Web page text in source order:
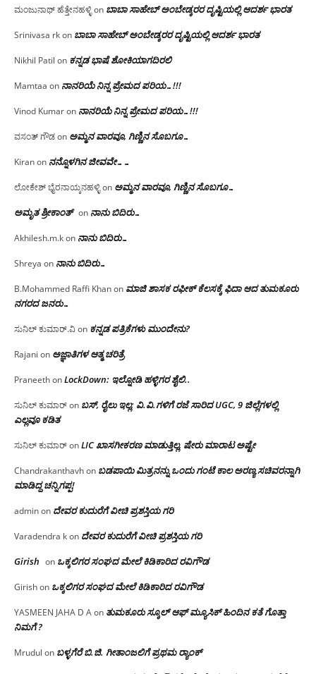
ಮಂಜುನಾಥ್ ಹೆತ್ತೇನಹಳ್ಳಿon ಬಾಬಾ ಸಾಹೇಬ್ ಅಂಬೇಡ್ಕರರ ದೃಷ್ಟಿಯಲ್ಲಿ ಆದರ್ಶ ಭಾರತ
Srinivasa rkon ಬಾಬಾ ಸಾಹೇಬ್ ಅಂಬೇಡ್ಕರರ ದೃಷ್ಟಿಯಲ್ಲಿ ಆದರ್ಶ ಭಾರತ
Nikhil Patil on ಕನ್ನಡ ಭಾಷೆ ಶೋಕಿಯಾಗದಿರಲಿ
Mamtaa on ನಾನರಿಯೆ ನಿನ್ನ ಪ್ರೇಮದ ಪರಿಯ…!!!
Vinod Kumaron ನಾನರಿಯೆ ನಿನ್ನ ಪ್ರೇಮದ ಪರಿಯ…!!!
ವಸಂತ್ ಗೌಡon ಅಮ್ಮನ ವಾರವೂ, ಗಿಣ್ಣಿನ ಸೊಬಗೂ…
Kiranon ನನ್ನೊಳಗಿನ ಜೀವವೇ……
ಲೋಕೇಶ್ ಭೈರನಾಯ್ಕನಹಳ್ಳಿon ಅಮ್ಮನ ವಾರವೂ, ಗಿಣ್ಣಿನ ಸೊಬಗೂ…
ಅಮೃತ ಶ್ರೀಕಾಂತ್ on ನಾನು ಬಿದಿರು…
Akhilesh.m.kon ನಾನು ಬಿದಿರು…
Shreya on ನಾನು ಬಿದಿರು…
B.Mohammed Raffi Khanon ಮಾಜಿ ಶಾಸಕ ರಫೀಕ್ ಕೆಲಸಕ್ಕೆ ಫಿದಾ ಆದ ತುಮಕೂರು
ನಗರದ ಜನರು…
ಸುನಿಲ್ ಕುಮಾರ್.ವಿon ಕನ್ನಡ ಪತ್ರಿಕೆಗಳು ಮುಂದೇನು?
Rajani on ಅಜ್ಞಾತಿಗಳ ಆತ್ಮ ಚರಿತ್ರೆ
PraneethonLockDown: ಇಲ್ನೋಡಿ ಹಳ್ಳಿಗರ ಶೈಲಿ..
ಸುನಿಲ್ ಕುಮಾರ್on ಬಸ್, ರೈಲು ಇಲ್ಲ; ವಿ.ವಿ.ಗಳಿಗೆ ರಜೆ ಸಾರಿದ UGC, 9 ಜಿಲ್ಲೆಗಳಲ್ಲಿ
ಎಲ್ಲವೂ ಕಡಿತ
ಸುನಿಲ್ ಕುಮಾರ್onLIC ಖಾಸಗೀಕರಣ ಮಾಡುತ್ತಿಲ್ಲ, ಷೇರು ಮಾರಾಟ ಅಷ್ಟೇ
Chandrakanthavhon ಬಡಪಾಯಿ ಮಿತ್ರನನ್ನು ಒಂದು ಗಂಟೆ ಕಾಲ ಅರಣ್ಯ ಸಚಿವರನ್ನಾಗಿ
ಮಾಡಿದ್ದ ಚನ್ನಿಗಪ್ಪ!
adminon ದೇವರ ಕುದುರೆಗೆ ವೀಚಿ ಪ್ರಶಸ್ತಿಯ ಗರಿ
Varadendra kon ದೇವರ ಕುದುರೆಗೆ ವೀಚಿ ಪ್ರಶಸ್ತಿಯ ಗರಿ
Girish on ಒಕ್ಕಲಿಗರ ಸಂಘದ ಮೇಲೆ ಕಿಡಿಕಾರಿದ ರವಿಗೌಡ
Girishon ಒಕ್ಕಲಿಗರ ಸಂಘದ ಮೇಲೆ ಕಿಡಿಕಾರಿದ ರವಿಗೌಡ
YASMEEN JAHA D Aon ತುಮಕೂರು ಸ್ಕೂಲ್ ಆಫ್ ಮ್ಯೂಸಿಕ್ ಹಿಂದಿನ ಕತೆ ಗೊತ್ತಾ
ನಿಮಗೆ ?
Mrudul on ಬಳ್ಳಗೆರೆ ಬಿ.ಜಿ. ಗೀತಾಂಜಲಿಗೆ ಪ್ರಥಮ ರ‌್ಯಾಂಕ್